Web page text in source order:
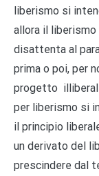
liberismo si
allora il
disattenta al
prima o poi, per
progetto
per liberismo si
il principio
un derivato del
prescindere dal